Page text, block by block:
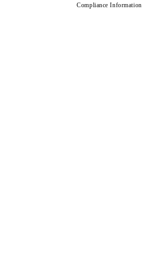
Compliance Information